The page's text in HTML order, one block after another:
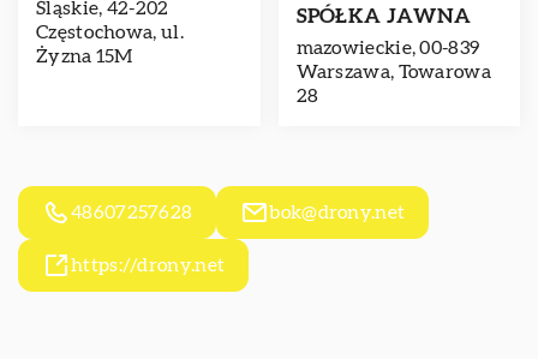
Śląskie, 42-202
Częstochowa, ul.
Żyzna 15M
SPÓŁKA JAWNA
mazowieckie, 00-839
Warszawa, Towarowa
28
48607257628 bok@drony.net
https://drony.net